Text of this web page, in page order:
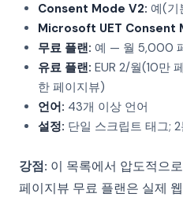
Consent Mode V2: 예(기
Microsoft UET Consent
무료 플랜: 예 — 월 5,000
유료 플랜: EUR 2/월(10만
한 페이지뷰)
언어: 43개 이상 언어
설정: 단일 스크립트 태그;
강점: 이 목록에서 압도적으
페이지뷰 무료 플랜은 실제